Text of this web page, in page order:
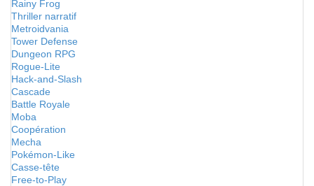
Rainy Frog
Thriller narratif
Metroidvania
Tower Defense
Dungeon RPG
Rogue-Lite
Hack-and-Slash
Cascade
Battle Royale
Moba
Coopération
Mecha
Pokémon-Like
Casse-tête
Free-to-Play